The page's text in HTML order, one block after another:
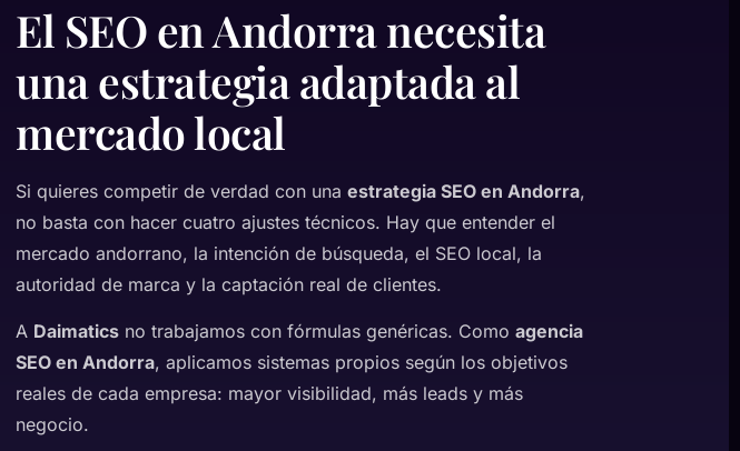
El SEO en Andorra necesita
una estrategia adaptada al
mercado local
Si quieres competir de verdad con una estrategia SEO en Andorra,
no basta con hacer cuatro ajustes técnicos. Hay que entender el
mercado andorrano, la intención de búsqueda, el SEO local, la
autoridad de marca y la captación real de clientes.
A Daimatics no trabajamos con fórmulas genéricas. Como agencia
SEO en Andorra, aplicamos sistemas propios según los objetivos
reales de cada empresa: mayor visibilidad, más leads y más
negocio.